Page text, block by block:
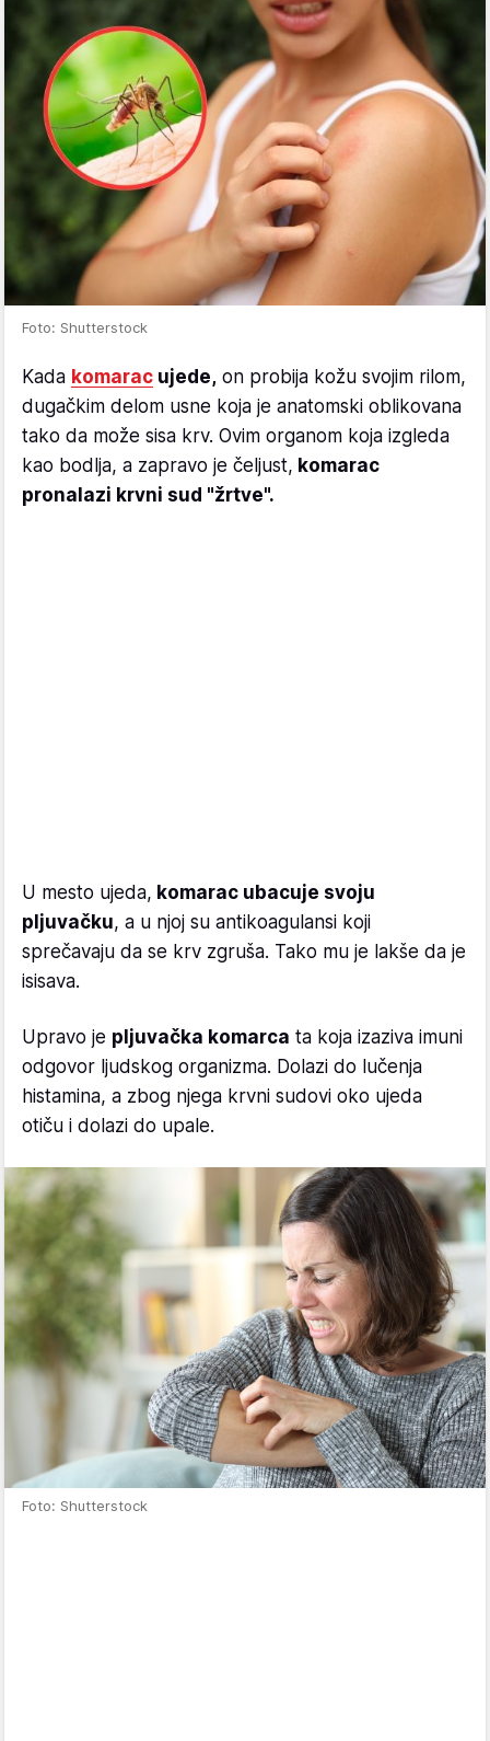
Foto: Shutterstock
Kada komarac ujede, on probija kožu svojim rilom,
dugačkim delom usne koja je anatomski oblikovana
tako da može sisa krv. Ovim organom koja izgleda
kao bodlja, a zapravo je čeljust, komarac
pronalazi krvni sud "žrtve".
U mesto ujeda, komarac ubacuje svoju
pljuvačku, a u njoj su antikoagulansi koji
sprečavaju da se krv zgruša. Tako mu je lakše da je
isisava.
Upravo je pljuvačka komarca ta koja izaziva imuni
odgovor ljudskog organizma. Dolazi do lučenja
histamina, a zbog njega krvni sudovi oko ujeda
otiču i dolazi do upale.
Foto: Shutterstock